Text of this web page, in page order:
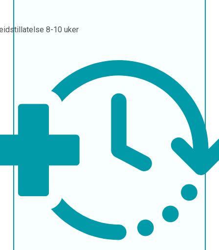
8-10 uker